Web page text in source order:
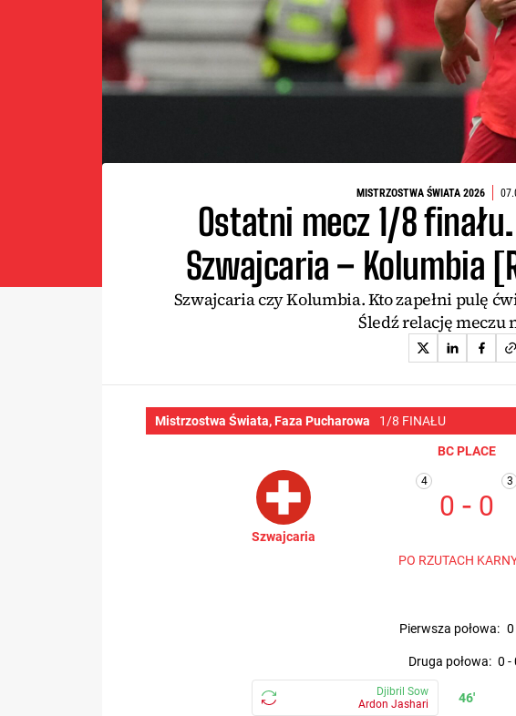
MISTRZOSTWA ŚWIATA 2026
Ostatni mecz 1/8
Szwajcaria – Kolumbia
Szwajcaria czy Kolumbia. Kto zapełni pulę
Śledź relację meczu
Mistrzostwa Świata, Faza Pucharowa 1/8 FINAŁU
BC PLACE
Szwajcaria
4
0 - 0
3
PO RZUTACH
pierwsza połowa: 0
druga połowa: 0 -
46'
Djibril Sow
Ardon Jashari